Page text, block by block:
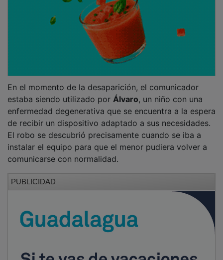
estaba siendo utilizado porÁlvaro , un niño con una
enfermedad degenerativa que se encuentra a la espera
de recibir un dispositivo adaptado a sus necesidades.
El robo se descubrió precisamente cuando se iba a
instalar el equipo para que el menor pudiera volver a
comunicarse con normalidad.